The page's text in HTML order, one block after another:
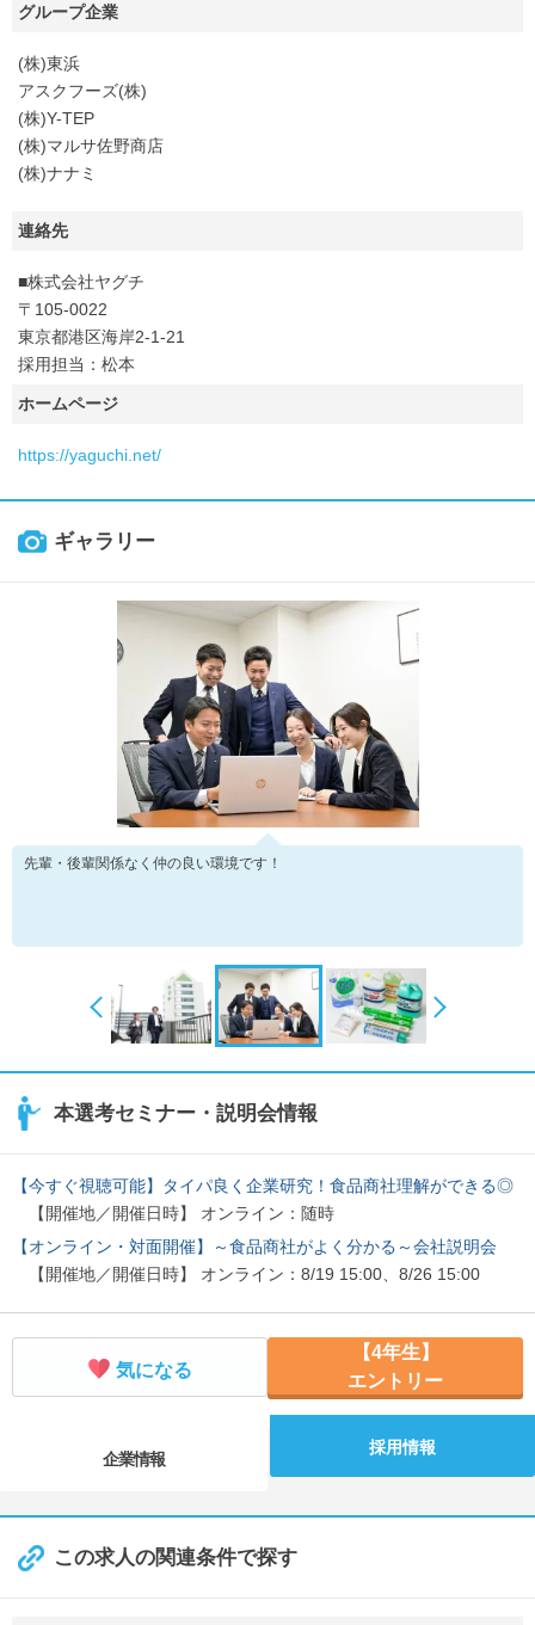
グループ企業
(株)東浜
アスクフーズ(株)
(株)Y-TEP
(株)マルサ佐野商店
(株)ナナミ
連絡先
■株式会社ヤグチ
〒105-0022
東京都港区海岸2-1-21
採用担当：松本
ホームページ
https://yaguchi.net/
ギャラリー
先輩・後輩関係なく仲の良い環境です！
本選考セミナー・説明会情報
【今すぐ視聴可能】タイパ良く企業研究！食品商社理解ができる◎
【開催地／開催日時】 オンライン：随時
【オンライン・対面開催】～食品商社がよく分かる～会社説明会
【開催地／開催日時】 オンライン：8/19 15:00、8/26 15:00
気になる
【4年生】
エントリー
企業情報
採用情報
この求人の関連条件で探す